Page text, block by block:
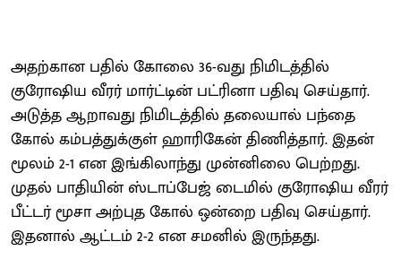
அதற்கான பதில் கோலை 36-வது நிமிடத்தில்
குரோஷிய வீரர் மார்ட்டின் பட்ரினா பதிவு செய்தார்.
அடுத்த ஆறாவது நிமிடத்தில் தலையால் பந்தை
கோல் கம்பத்துக்குள் ஹாரிகேன் திணித்தார். இதன்
மூலம் 2-1 என இங்கிலாந்து முன்னிலை பெற்றது.
முதல் பாதியின் ஸ்டாப்பேஜ் டைமில் குரோஷிய வீரர்
பீட்டர் மூசா அற்புத கோல் ஒன்றை பதிவு செய்தார்.
இதனால் ஆட்டம் 2-2 என சமனில் இருந்தது.